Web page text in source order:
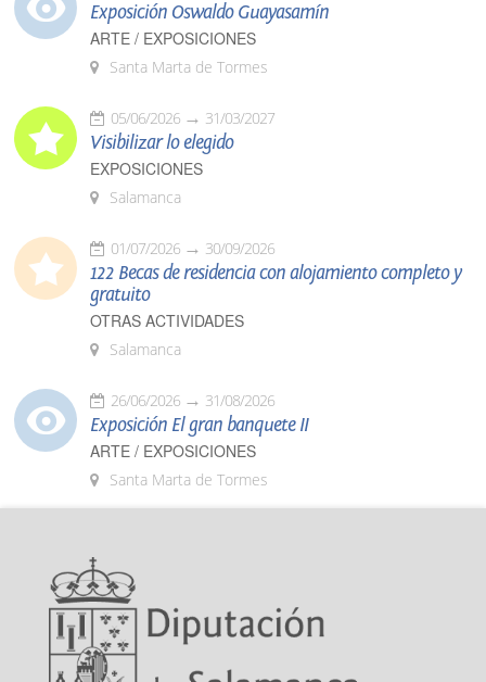
Exposición Oswaldo Guayasamín
ARTE / EXPOSICIONES
Santa Marta de Tormes
05/06/2026 31/03/2027
Visibilizar lo elegido
EXPOSICIONES
Salamanca
01/07/2026 30/09/2026
122 Becas de residencia con alojamiento completo y
gratuito
OTRAS ACTIVIDADES
Salamanca
26/06/2026 31/08/2026
Exposición El gran banquete II
ARTE / EXPOSICIONES
Santa Marta de Tormes